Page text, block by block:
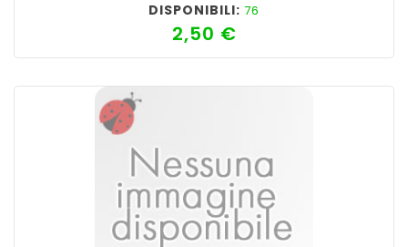
DISPONIBILI: 76
2,50 €Prezzo